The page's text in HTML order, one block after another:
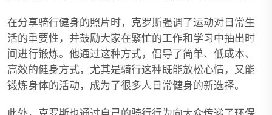
在分享骑行健身的照片时，克罗斯强调了运动对日常生
活的重要性，并鼓励大家在繁忙的工作和学习中抽出时
间进行锻炼。他通过这种方式，倡导了简单、低成本、
高效的健身方式，尤其是骑行这种既能放松心情，又能
锻炼身体的活动，成为了很多人日常健身的新选择。